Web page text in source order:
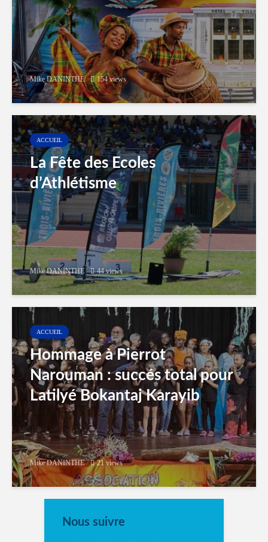
Mike DANINTHE 154 views
ACCUEIL
La Fête des Ecoles
d’Athlétisme
Mike DANINTHE 44 views
ACCUEIL
Hommage à Pierrot
Narouman : succés total pour
Latilyé Bokantaj Karayib
Mike DANINTHE 21 views
Nous suivre